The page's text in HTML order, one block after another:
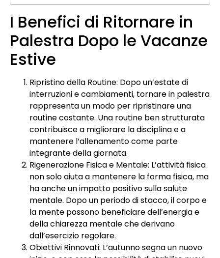
I Benefici di Ritornare in
Palestra Dopo le Vacanze
Estive
Ripristino della Routine: Dopo un’estate di
interruzioni e cambiamenti, tornare in palestra
rappresenta un modo per ripristinare una
routine costante. Una routine ben strutturata
contribuisce a migliorare la disciplina e a
mantenere l’allenamento come parte
integrante della giornata.
Rigenerazione Fisica e Mentale: L’attività fisica
non solo aiuta a mantenere la forma fisica, ma
ha anche un impatto positivo sulla salute
mentale. Dopo un periodo di stacco, il corpo e
la mente possono beneficiare dell’energia e
della chiarezza mentale che derivano
dall’esercizio regolare.
Obiettivi Rinnovati: L’autunno segna un nuovo